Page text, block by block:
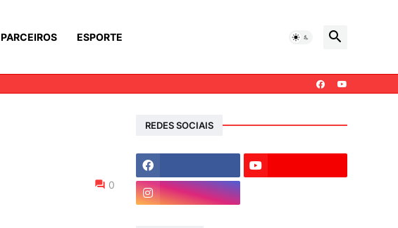
PARCEIROS ESPORTE
0
REDES SOCIAIS